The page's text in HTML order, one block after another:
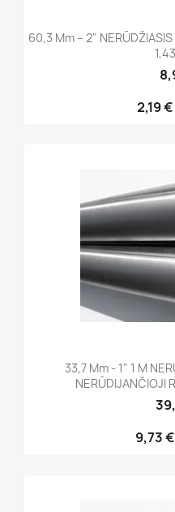
60,3 Mm – 2"
2,19 €
33,7 Mm - 1" 1 M
NERŪDIJANČIOJI
9,73 €